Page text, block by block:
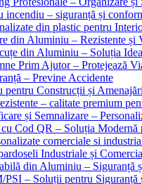
incendiu – siguranță și
din plastic pentru
din Aluminiu – Rezistente
din Aluminiu – Soluția
Prim Ajutor – Protejează
– Previne Accidente
pentru Construcții și Amenajări
– calitate premium
și Semnalizare –
cu Cod QR – Soluția
comerciale si
Industriale și
din Aluminiu – Siguranță
PSI – Soluții pentru